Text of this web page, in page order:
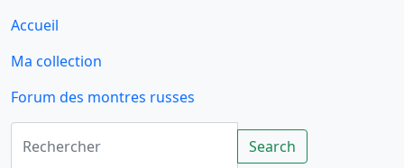
Accueil
Ma collection
Forum des montres russes
Rechercher
Search